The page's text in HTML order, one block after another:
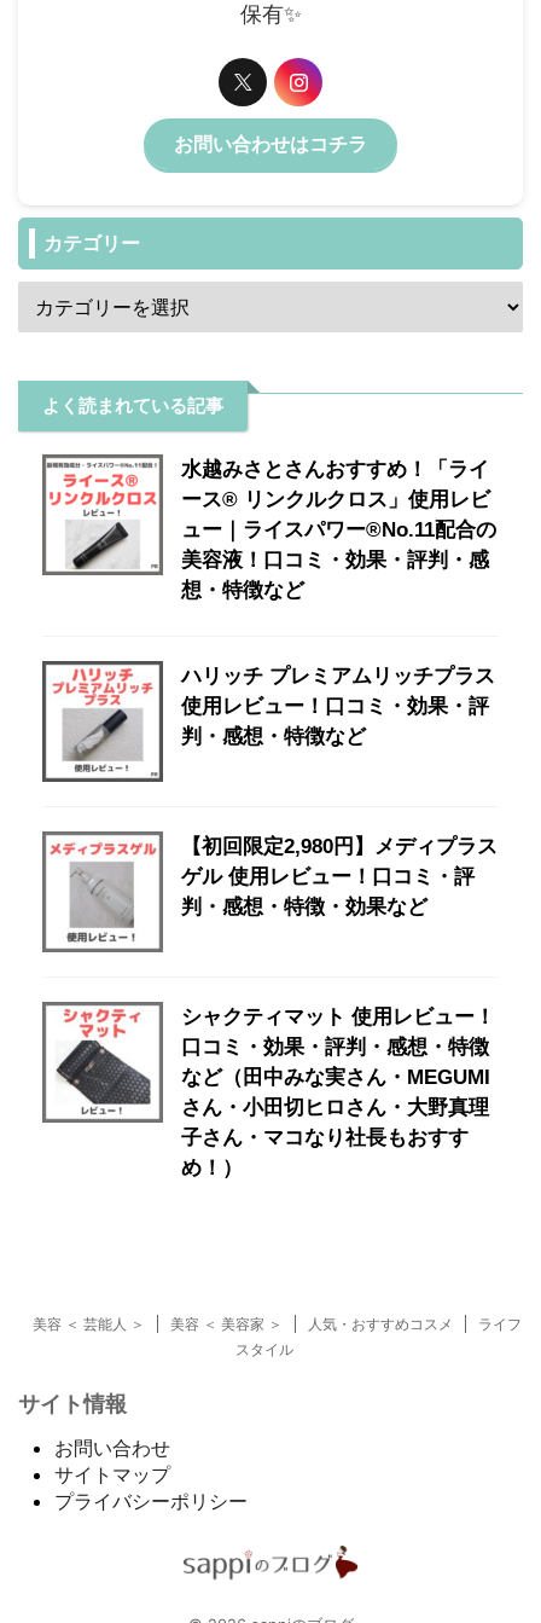
保有✨️
お問い合わせはコチラ
カテゴリー
よく読まれている記事
水越みさとさんおすすめ！「ライ
ース® リンクルクロス」使用レビ
ュー｜ライスパワー®No.11配合の
美容液！口コミ・効果・評判・感
想・特徴など
ハリッチ プレミアムリッチプラス
使用レビュー！口コミ・効果・評
判・感想・特徴など
【初回限定2,980円】メディプラス
ゲル 使用レビュー！口コミ・評
判・感想・特徴・効果など
シャクティマット 使用レビュー！
口コミ・効果・評判・感想・特徴
など（田中みな実さん・MEGUMI
さん・小田切ヒロさん・大野真理
子さん・マコなり社長もおすす
め！）
美容 ＜ 芸能人 ＞ 美容 ＜ 美容家 ＞ 人気・おすすめコスメ
ライフ
スタイル
サイト情報
お問い合わせ
サイトマップ
プライバシーポリシー